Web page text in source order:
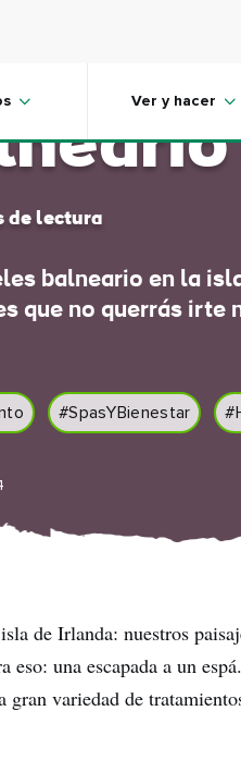
Ver y hacer
de lectura
balneario en la
que no querrás irte
#SpasYBienestar
de Irlanda: nuestros
eso: una escapada a un
gran variedad de